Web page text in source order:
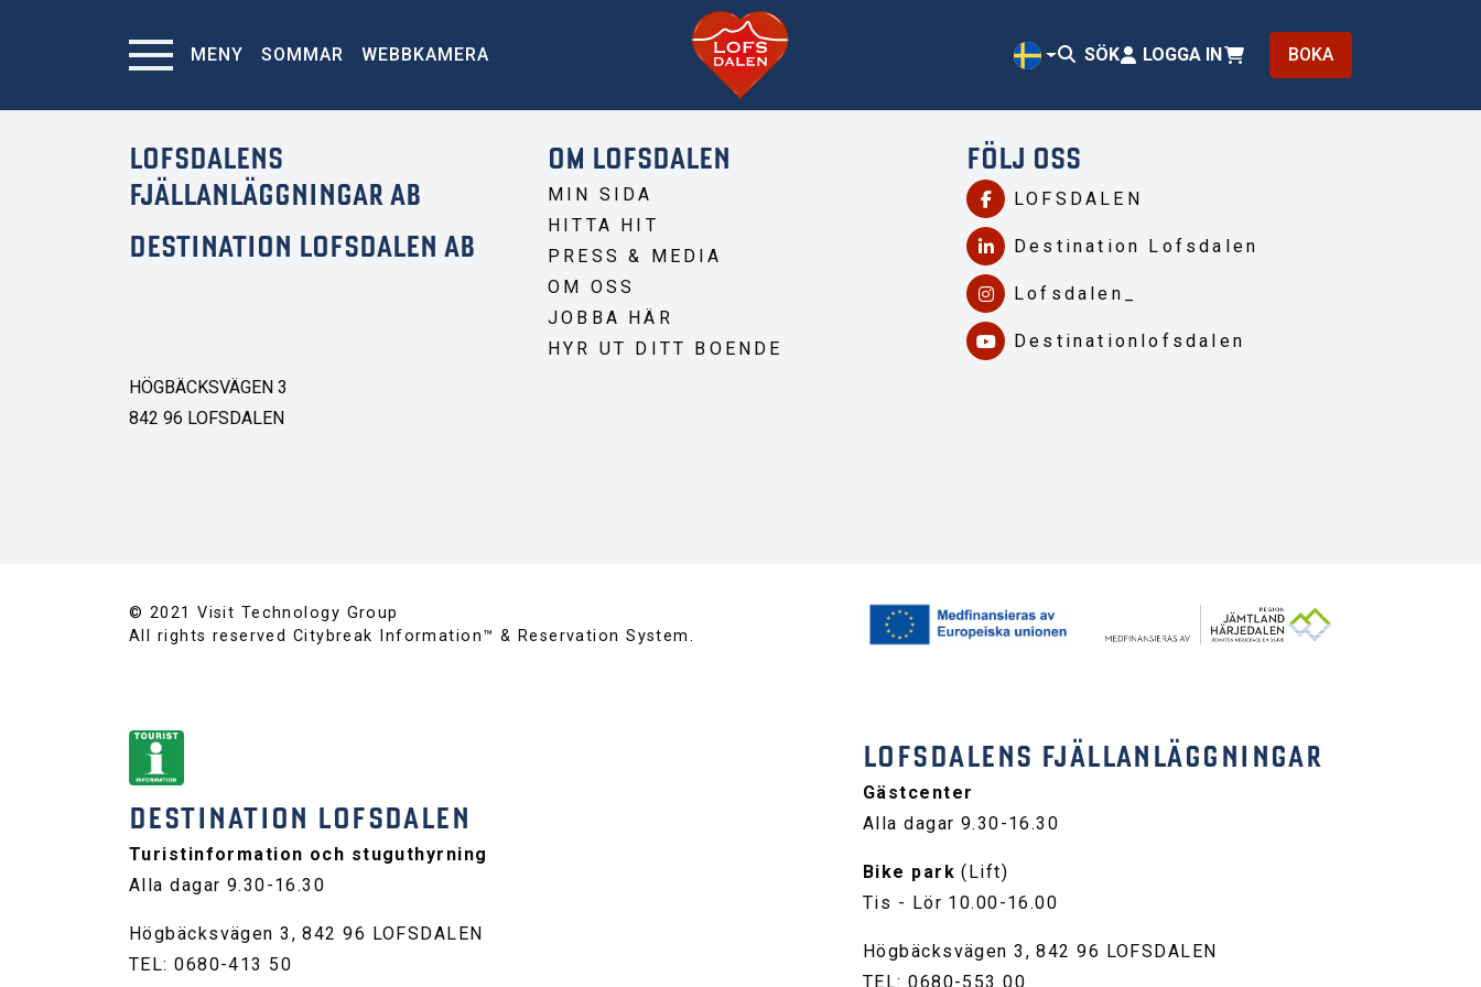
MENY SOMMAR
WEBBKAMERA
SÖK LOGGA IN BOKA
LOFSDALENS
FJÄLLANLÄGGNINGAR AB
DESTINATION LOFSDALEN AB
HÖGBÄCKSVÄGEN 3
842 96 LOFSDALEN
OM LOFSDALEN
MIN SIDA
HITTA HIT
PRESS & MEDIA
OM OSS
JOBBA HÄR
HYR UT DITT BOENDE
FÖLJ OSS
LOFSDALEN
Destination Lofsdalen
Lofsdalen_
Destinationlofsdalen
© 2021 Visit Technology Group
All rights reserved Citybreak Information™ & Reservation System.
DESTINATION LOFSDALEN
Turistinformation och stuguthyrning
Alla dagar 9.30-16.30
Högbäcksvägen 3, 842 96 LOFSDALEN
TEL: 0680-413 50
LOFSDALENS FJÄLLANLÄGGNINGAR
Gästcenter
Alla dagar 9.30-16.30
Bike park (Lift)
Tis - Lör 10.00-16.00
Högbäcksvägen 3, 842 96 LOFSDALEN
TEL: 0680-553 00